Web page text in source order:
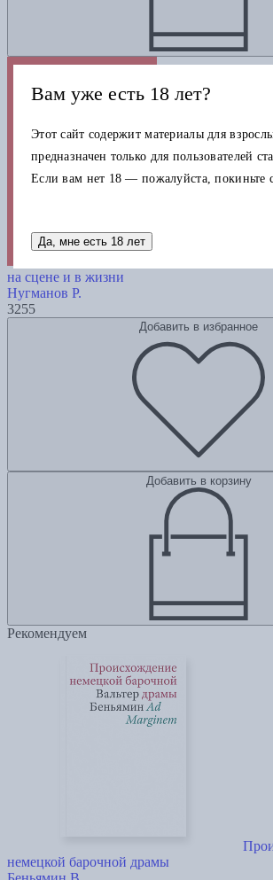
на сцене и в жизни
Нугманов Р.
3255
Добавить в избранное
Добавить в корзину
Рекомендуем
немецкой барочной драмы
Вам уже есть 18 лет?
Этот сайт содержит материалы для
предназначен только для пользователей
Если вам нет 18 — пожалуйста, покиньте
Да, мне есть 18 лет